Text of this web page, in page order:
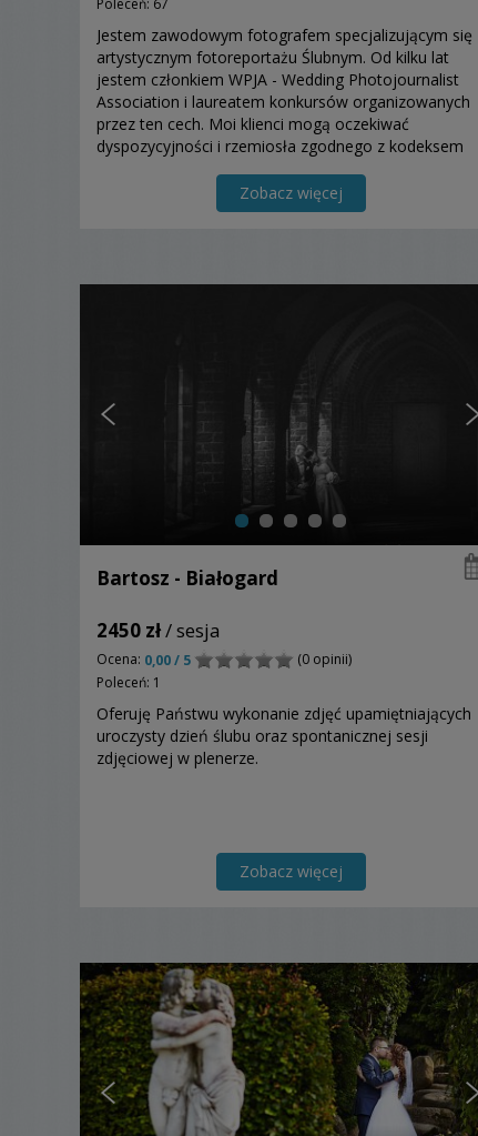
Jestem zawodowym fotografem specjalizującym się
artystycznym fotoreportażu Ślubnym. Od kilku lat
jestem członkiem WPJA - Wedding Photojournalist
Association i laureatem konkursów organizowanych
przez ten cech. Moi klienci mogą oczekiwać
dyspozycyjności i rzemiosła zgodnego z kodeksem
Zobacz więcej
Bartosz - Białogard
2450 zł/ sesja
Ocena: 0,00 / 5
(0 opinii)
Poleceń: 1
Oferuję Państwu wykonanie zdjęć upamiętniających
uroczysty dzień ślubu oraz spontanicznej sesji
zdjęciowej w plenerze.
Zobacz więcej